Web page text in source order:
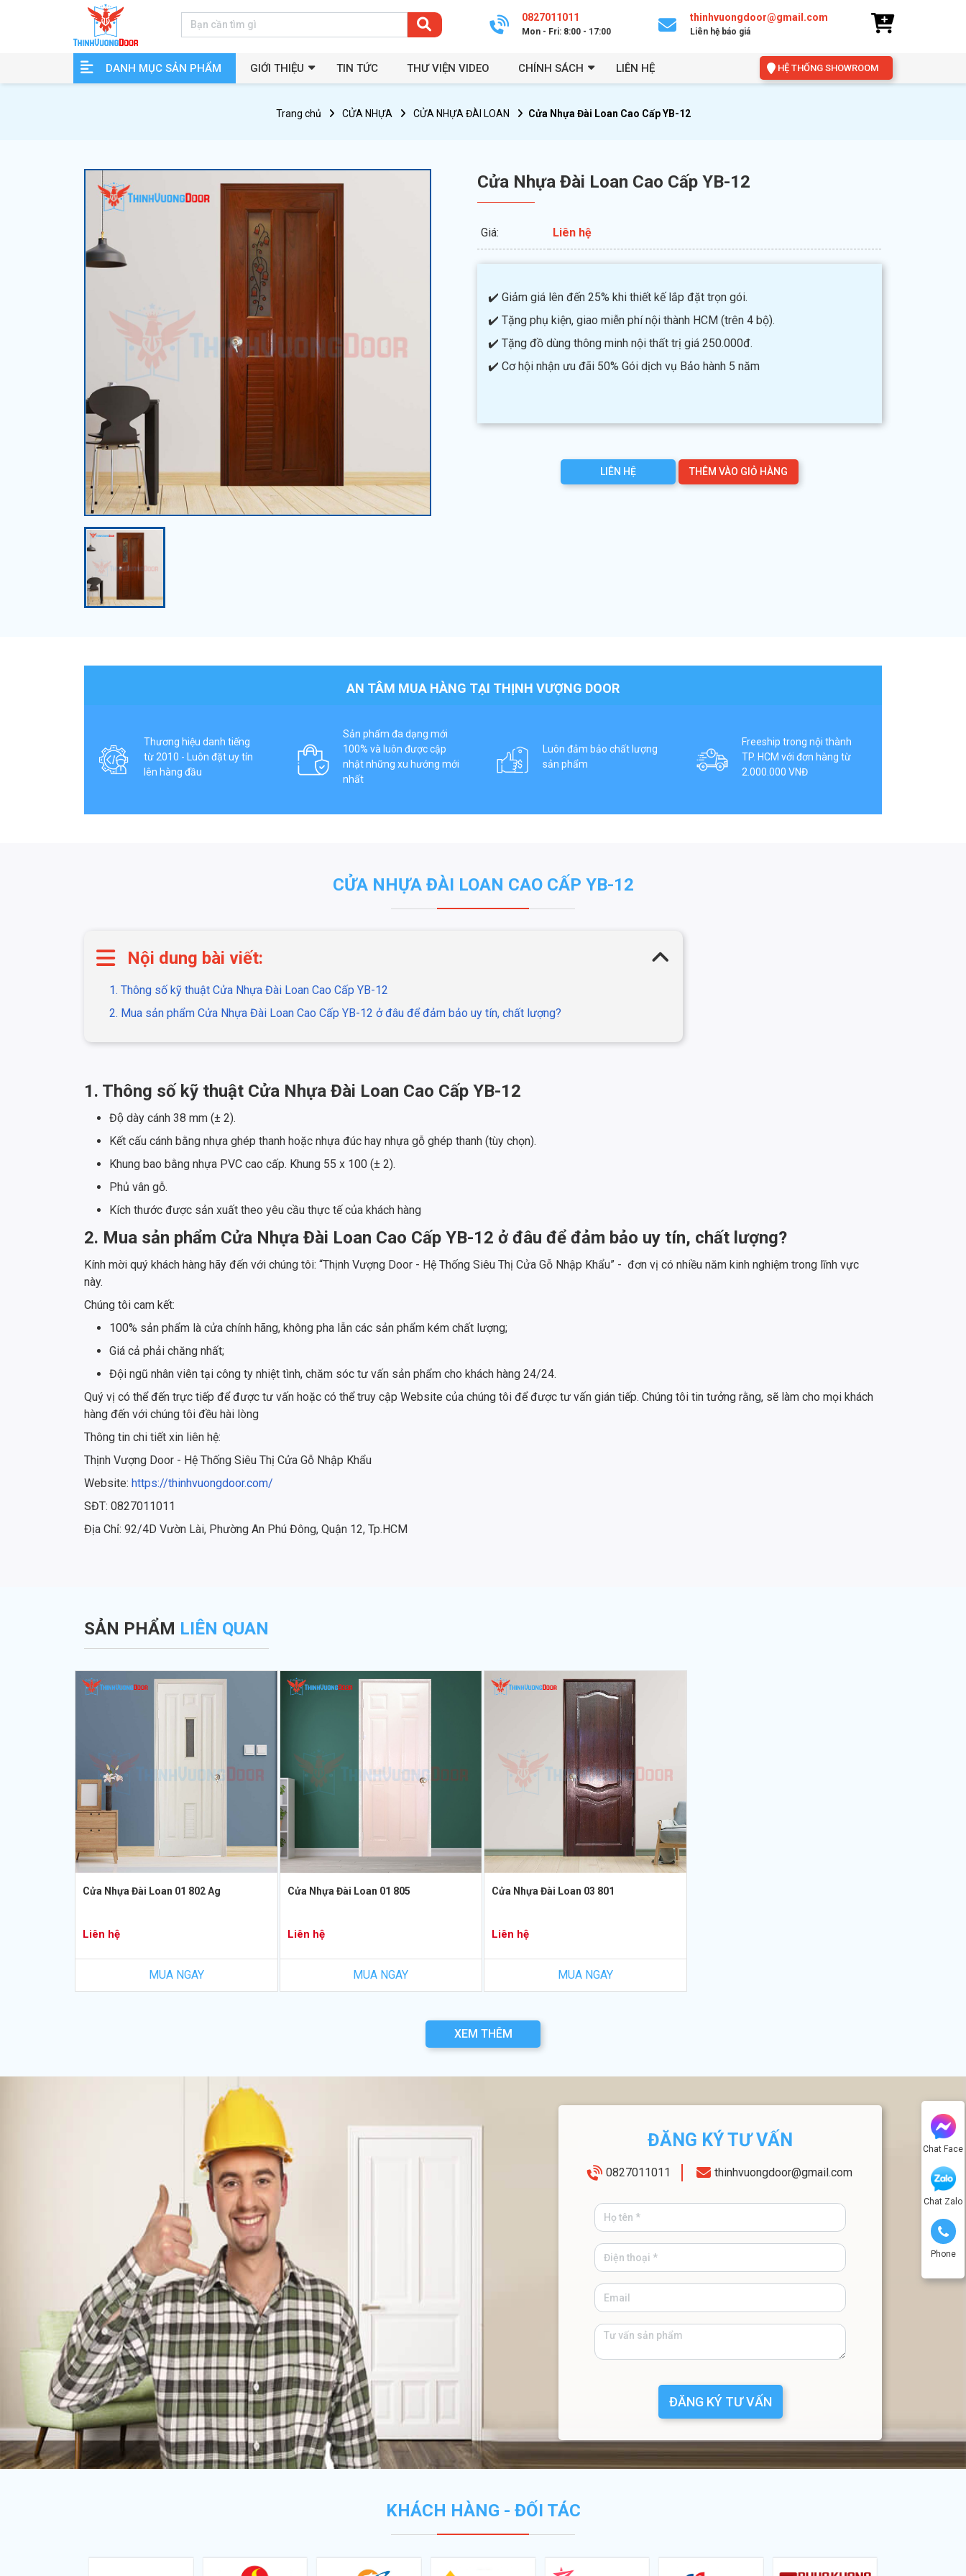
0827011011
Mon - Fri: 8:00 - 17:00
thinhvuongdoor@gmail.com
Liên hệ báo giá
DANH MỤC SẢN PHẨM GIỚI THIỆU TIN TỨC THƯ VIỆN VIDEO CHÍNH SÁCH LIÊN HỆ HỆ THỐNG SHOWROOM
Chat Face
Chat Zalo
Phone
Trang chủ CỬA NHỰA CỬA NHỰA ĐÀI LOAN Cửa Nhựa Đài Loan Cao Cấp YB-12
Cửa Nhựa Đài Loan Cao Cấp YB-12
Giá: Liên hệ
✔️ Giảm giá lên đến 25% khi thiết kế lắp đặt trọn gói.
✔️ Tặng phụ kiện, giao miễn phí nội thành HCM (trên 4 bộ).
✔️ Tặng đồ dùng thông minh nội thất trị giá 250.000đ.
✔️ Cơ hội nhận ưu đãi 50% Gói dịch vụ Bảo hành 5 năm
LIÊN HỆ THÊM VÀO GIỎ HÀNG
AN TÂM MUA HÀNG TẠI THỊNH VƯỢNG DOOR
Thương hiệu danh tiếng
từ 2010 - Luôn đặt uy tín
lên hàng đầu
Sản phẩm đa dạng mới
100% và luôn được cập
nhật những xu hướng mới
nhất
Luôn đảm bảo chất lượng
sản phẩm
Freeship trong nội thành
TP. HCM với đơn hàng từ
2.000.000 VNĐ
CỬA NHỰA ĐÀI LOAN CAO CẤP YB-12
Nội dung bài viết:
1. Thông số kỹ thuật Cửa Nhựa Đài Loan Cao Cấp YB-12
2. Mua sản phẩm Cửa Nhựa Đài Loan Cao Cấp YB-12 ở đâu để đảm bảo uy tín, chất lượng?
1. Thông số kỹ thuật Cửa Nhựa Đài Loan Cao Cấp YB-12
Độ dày cánh 38 mm (± 2).
Kết cấu cánh bằng nhựa ghép thanh hoặc nhựa đúc hay nhựa gỗ ghép thanh (tùy chọn).
Khung bao bằng nhựa PVC cao cấp. Khung 55 x 100 (± 2).
Phủ vân gỗ.
Kích thước được sản xuất theo yêu cầu thực tế của khách hàng
2. Mua sản phẩm Cửa Nhựa Đài Loan Cao Cấp YB-12 ở đâu để đảm bảo uy tín, chất lượng?
Kính mời quý khách hàng hãy đến với chúng tôi: “Thịnh Vượng Door - Hệ Thống Siêu Thị Cửa Gỗ Nhập Khẩu” - đơn vị có nhiều năm kinh nghiệm trong lĩnh vực
này.
Chúng tôi cam kết:
100% sản phẩm là cửa chính hãng, không pha lẫn các sản phẩm kém chất lượng;
Giá cả phải chăng nhất;
Đội ngũ nhân viên tại công ty nhiệt tình, chăm sóc tư vấn sản phẩm cho khách hàng 24/24.
Quý vị có thể đến trực tiếp để được tư vấn hoặc có thể truy cập Website của chúng tôi để được tư vấn gián tiếp. Chúng tôi tin tưởng rằng, sẽ làm cho mọi khách
hàng đến với chúng tôi đều hài lòng
Thông tin chi tiết xin liên hệ:
Thịnh Vượng Door - Hệ Thống Siêu Thị Cửa Gỗ Nhập Khẩu
Website: https://thinhvuongdoor.com/
SĐT: 0827011011
Địa Chỉ: 92/4D Vườn Lài, Phường An Phú Đông, Quận 12, Tp.HCM
SẢN PHẨM LIÊN QUAN
Cửa Nhựa Đài Loan 01 802 Ag
Liên hệ
MUA NGAY
Cửa Nhựa Đài Loan 01 805
Liên hệ
MUA NGAY
Cửa Nhựa Đài Loan 03 801
Liên hệ
MUA NGAY
XEM THÊM
ĐĂNG KÝ TƯ VẤN
0827011011 thinhvuongdoor@gmail.com
ĐĂNG KÝ TƯ VẤN
KHÁCH HÀNG - ĐỐI TÁC